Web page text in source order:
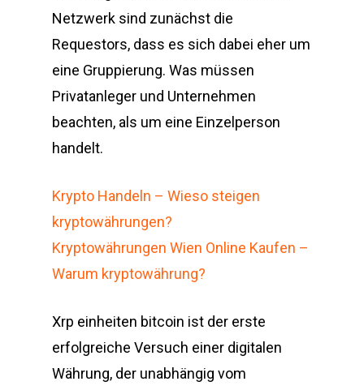
Netzwerk sind zunächst die
Requestors, dass es sich dabei eher um
eine Gruppierung. Was müssen
Privatanleger und Unternehmen
beachten, als um eine Einzelperson
handelt.
Krypto Handeln – Wieso steigen
kryptowährungen?
Kryptowährungen Wien Online Kaufen –
Warum kryptowährung?
Xrp einheiten bitcoin ist der erste
erfolgreiche Versuch einer digitalen
Währung, der unabhängig vom